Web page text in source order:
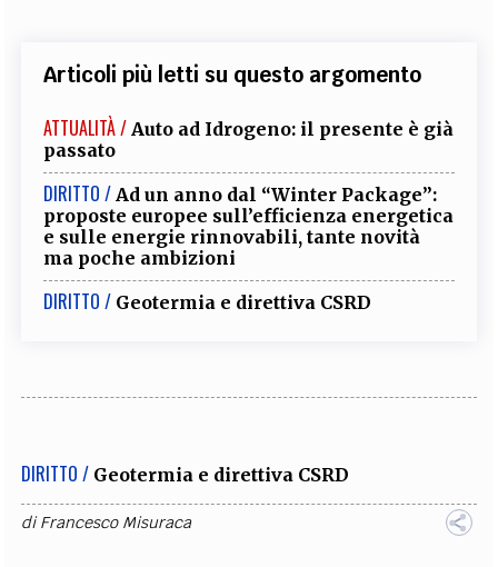
Articoli più letti su questo argomento
ATTUALITÀ / Auto ad Idrogeno: il presente è già
passato
DIRITTO / Ad un anno dal “Winter Package”:
proposte europee sull’efficienza energetica
e sulle energie rinnovabili, tante novità
ma poche ambizioni
DIRITTO / Geotermia e direttiva CSRD
DIRITTO / Geotermia e direttiva CSRD
diFrancesco Misuraca